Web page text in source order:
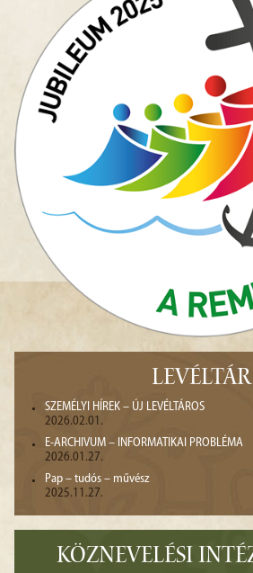
LEVÉLTÁR
SZEMÉLYI HÍREK – ÚJ LEVÉLTÁROS
2026.02.01.
E-ARCHIVUM – INFORMATIKAI PROBLÉMA
2026.01.27.
Pap – tudós – művész
2025.11.27.
KÖZNEVELÉSI